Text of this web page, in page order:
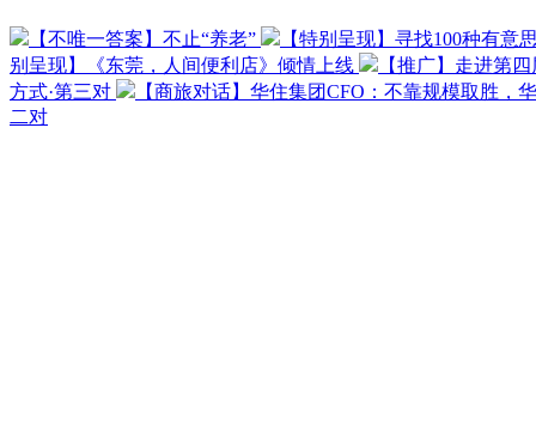
【不唯一答案】不止“养老”
【特别呈现】寻找100种有意
别呈现】《东莞，人间便利店》倾情上线
【推广】走进第
方式·第三对
【商旅对话】华住集团CFO：不靠规模取胜，
二对